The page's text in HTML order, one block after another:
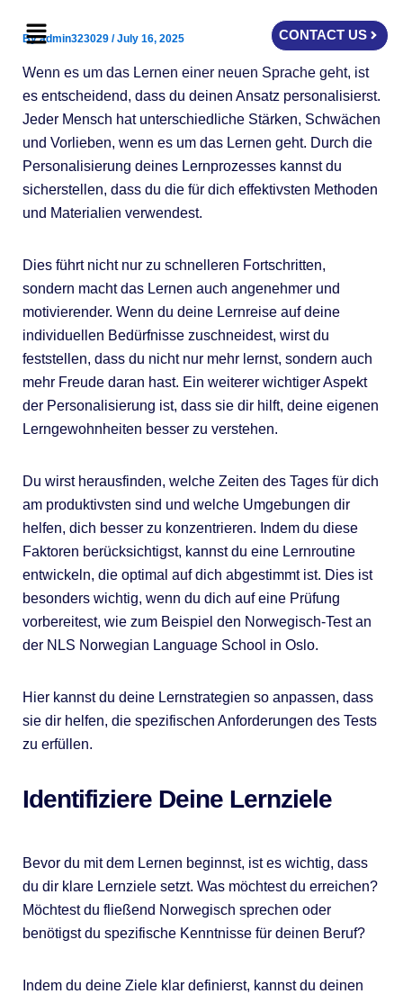
Menu CONTACT US
Byadmin323029 /July 16, 2025
Wenn es um das Lernen einer neuen Sprache geht, ist
es entscheidend, dass du deinen Ansatz personalisierst.
Jeder Mensch hat unterschiedliche Stärken, Schwächen
und Vorlieben, wenn es um das Lernen geht. Durch die
Personalisierung deines Lernprozesses kannst du
sicherstellen, dass du die für dich effektivsten Methoden
und Materialien verwendest.
Dies führt nicht nur zu schnelleren Fortschritten,
sondern macht das Lernen auch angenehmer und
motivierender. Wenn du deine Lernreise auf deine
individuellen Bedürfnisse zuschneidest, wirst du
feststellen, dass du nicht nur mehr lernst, sondern auch
mehr Freude daran hast. Ein weiterer wichtiger Aspekt
der Personalisierung ist, dass sie dir hilft, deine eigenen
Lerngewohnheiten besser zu verstehen.
Du wirst herausfinden, welche Zeiten des Tages für dich
am produktivsten sind und welche Umgebungen dir
helfen, dich besser zu konzentrieren. Indem du diese
Faktoren berücksichtigst, kannst du eine Lernroutine
entwickeln, die optimal auf dich abgestimmt ist. Dies ist
besonders wichtig, wenn du dich auf eine Prüfung
vorbereitest, wie zum Beispiel den Norwegisch-Test an
der NLS Norwegian Language School in Oslo.
Hier kannst du deine Lernstrategien so anpassen, dass
sie dir helfen, die spezifischen Anforderungen des Tests
zu erfüllen.
Identifiziere Deine Lernziele
Bevor du mit dem Lernen beginnst, ist es wichtig, dass
du dir klare Lernziele setzt. Was möchtest du erreichen?
Möchtest du fließend Norwegisch sprechen oder
benötigst du spezifische Kenntnisse für deinen Beruf?
Indem du deine Ziele klar definierst, kannst du deinen